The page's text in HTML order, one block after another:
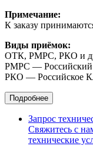
Примечание:
К заказу
Виды приёмок:
ОТК, РМРС, РКО и
РМРС — Российский
РКО — Российское
Подробнее
Запрос
Свяжитесь с
технические